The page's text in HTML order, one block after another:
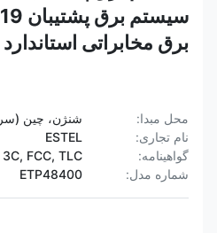
برق مخابراتی استاندارد
محل مبدا:
شنژن، چین
نام تجاری:
ESTEL
گواهینامه:
FCC, TLC
شماره مدل:
ETP48400